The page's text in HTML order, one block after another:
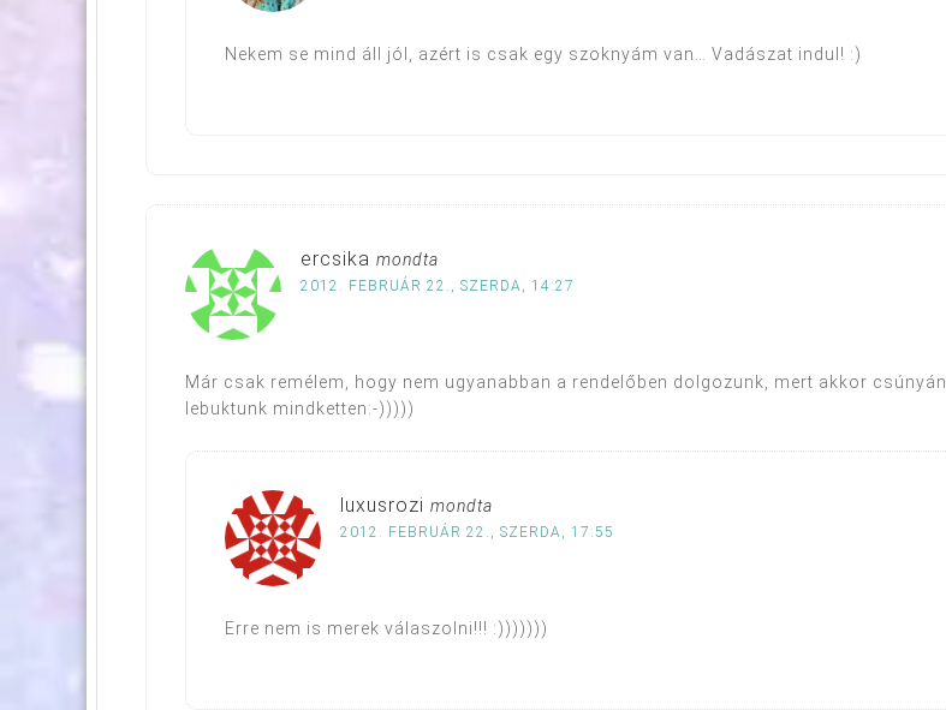
Nekem se mind áll jól, azért is csak egy szoknyám van… Vadászat indul! :)
ercsika mondta
2012. FEBRUÁR 22., SZERDA, 14:27
Már csak remélem, hogy nem ugyanabban a rendelőben dolgozunk, mert akkor csúnyán
lebuktunk mindketten:-)))))
luxusrozi mondta
2012. FEBRUÁR 22., SZERDA, 17:55
Erre nem is merek válaszolni!!! :)))))))